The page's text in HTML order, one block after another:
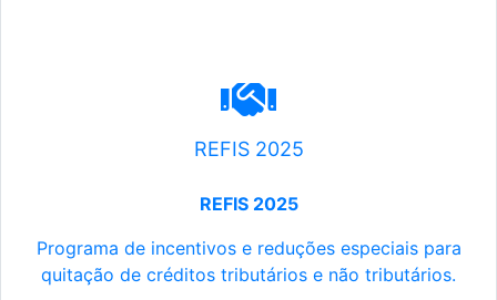
REFIS 2025
REFIS 2025
Programa de incentivos e reduções especiais para
quitação de créditos tributários e não tributários.